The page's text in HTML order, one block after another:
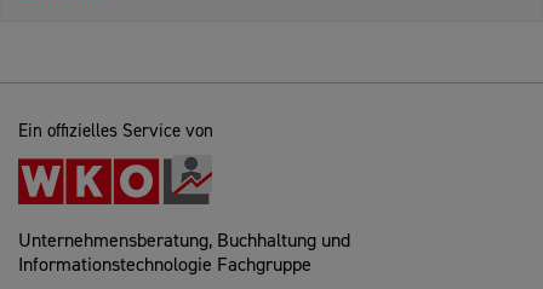
Ein offizielles Service von
Unternehmensberatung, Buchhaltung und
Informationstechnologie Fachgruppe